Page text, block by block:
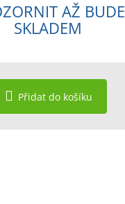
AŽ BUDE
SKLADEM
Přidat do košíku